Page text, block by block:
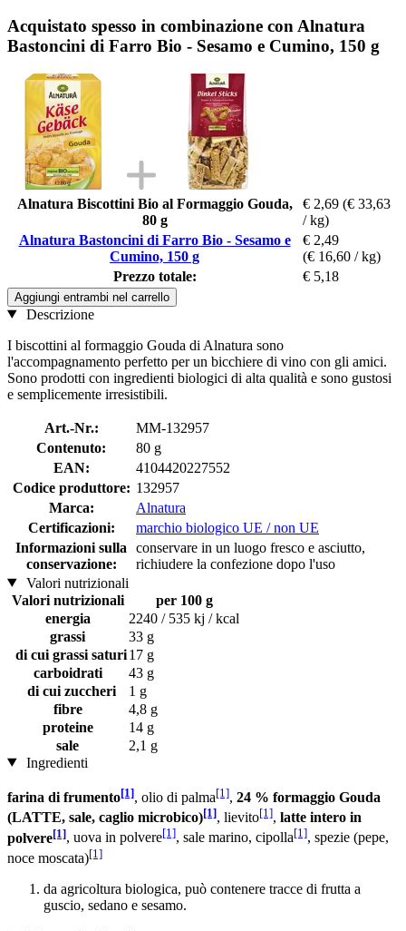
Acquistato spesso in combinazione con Alnatura
Bastoncini di Farro Bio - Sesamo e Cumino, 150 g
Alnatura Biscottini Bio al Formaggio Gouda,
80 g
€ 2,69 (€ 33,63
/ kg)
Alnatura Bastoncini di Farro Bio - Sesamo e
Cumino, 150 g
€ 2,49
(€ 16,60 / kg)
Prezzo totale:
€ 5,18
Aggiungi entrambi nel carrello
Descrizione
I biscottini al formaggio Gouda di Alnatura sono
l'accompagnamento perfetto per un bicchiere di vino con gli amici.
Sono prodotti con ingredienti biologici di alta qualità e sono gustosi
e semplicemente irresistibili.
Art.-Nr.:
MM-132957
Contenuto:
80 g
EAN:
4104420227552
Codice produttore: 132957
Marca:
Alnatura
Certificazioni:
marchio biologico UE / non UE
Informazioni sulla
conservazione:
conservare in un luogo fresco e asciutto,
richiudere la confezione dopo l'uso
Valori nutrizionali
Valori nutrizionali
per 100 g
energia
2240 / 535 kj / kcal
grassi
33 g
di cui grassi saturi17 g
carboidrati
43 g
di cui zuccheri
1 g
fibre
4,8 g
proteine
14 g
sale
2,1 g
Ingredienti
farina di frumento[1], olio di palma[1], 24 % formaggio Gouda
(LATTE, sale, caglio microbico)[1], lievito[1], latte intero in
polvere[1], uova in polvere[1], sale marino, cipolla[1], spezie (pepe,
noce moscata)[1]
da agricoltura biologica, può contenere tracce di frutta a
guscio, sedano e sesamo.